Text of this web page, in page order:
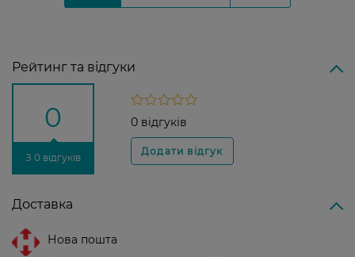
Рейтинг та відгуки
0
З 0 відгуків
0 відгуків
Доставка
Нова пошта